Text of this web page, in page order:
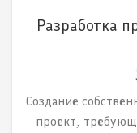
Разработка
Создание
проект,